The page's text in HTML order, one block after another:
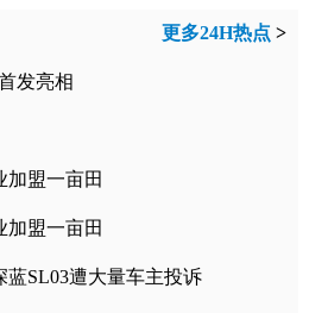
更多24H热点 >
发亮相
加盟一亩田
加盟一亩田
SL03遭大量车主投诉